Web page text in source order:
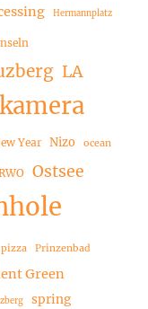
Hermannplatz
LA
Year Nizo ocean
Ostsee
pizza Prinzenbad
Green
spring